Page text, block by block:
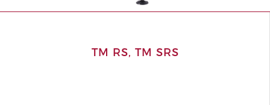
TM RS, TM SRS